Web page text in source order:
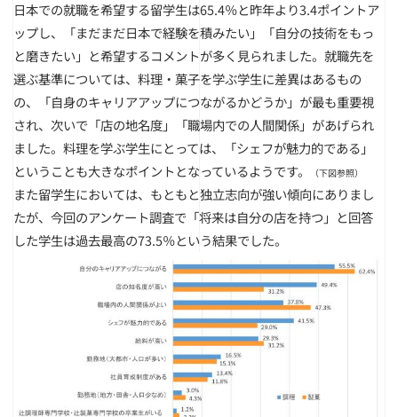
日本での就職を希望する留学生は65.4％と昨年より3.4ポイントア
ップし、「まだまだ日本で経験を積みたい」「自分の技術をもっ
と磨きたい」と希望するコメントが多く見られました。就職先を
選ぶ基準については、料理・菓子を学ぶ学生に差異はあるもの
の、「自身のキャリアアップにつながるかどうか」が最も重要視
され、次いで「店の地名度」「職場内での人間関係」があげられ
ました。料理を学ぶ学生にとっては、「シェフが魅力的である」
ということも大きなポイントとなっているようです。
（下図参照）
また留学生においては、もともと独立志向が強い傾向にありまし
たが、今回のアンケート調査で「将来は自分の店を持つ」と回答
した学生は過去最高の73.5％という結果でした。